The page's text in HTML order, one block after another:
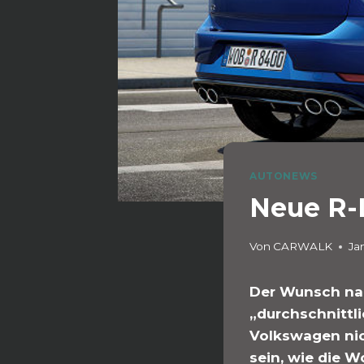
AUTONEWS
Neue
Von CARWALK
Der Wunsch
Volkswagen
sein, wie die